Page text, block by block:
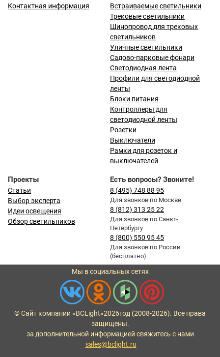
Контактная информация
Встраиваемые светильники
Трековые светильники
Шинопровод для трековых
светильников
Уличные светильники
Садово-парковые фонари
Светодиодная лента
Профили для светодиодной
ленты
Блоки питания
Контроллеры для
светодиодной ленты
Розетки
Выключатели
Рамки для розеток и
выключателей
Проекты
Статьи
Выбор эксперта
Идеи освещения
Обзор светильников
Есть вопросы? Звоните!
8 (495) 748 88 95
Для звонков по Москве
8 (812) 313 25 22
Для звонков по Санкт-
Петербургу
8 (800) 550 95 45
Для звонков по России
(бесплатно)
Мы в социальных сетях
© Сайт компании «BCLight»2026год (2008-2026). Все права
защищены.
за дополнительной информацией свяжитесь с нами
sales@bclight.ru